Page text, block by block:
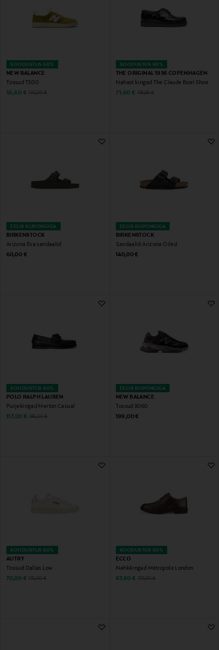
SOODUSTUS 60%
NEW BALANCE
Tossud T500
Discounted Price
55,60 € Original Price
140,00 €
SOODUSTUS 60%
THE ORIGINAL 1936 COPENHAGEN
Nahast kingad The Claude Boat Shoe
Discounted Price
71,60 € Original Price
179,95 €
EELIS KUPONGIGA
BIRKENSTOCK
Arizona Eva sandaalid
Original Price
60,00 €
EELIS KUPONGIGA
BIRKENSTOCK
Sandaalid Arizona Oiled
Original Price
140,00 €
SOODUSTUS 40%
POLO RALPH LAUREN
Purjekingad Merton Casual
Discounted Price
117,00 € Original Price
195,00 €
EELIS KUPONGIGA
NEW BALANCE
Tossud 9060
Original Price
199,00 €
SOODUSTUS 60%
AUTRY
Tossud Dallas Low
Discounted Price
70,00 € Original Price
175,00 €
SOODUSTUS 60%
ECCO
Nahkkingad Metropole London
Discounted Price
67,60 € Original Price
170,00 €